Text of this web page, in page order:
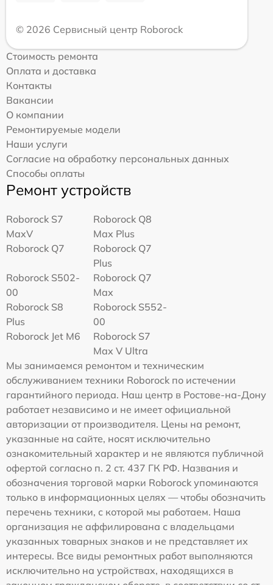
© 2026 Сервисный центр Roborock
Стоимость ремонта
Оплата и доставка
Контакты
Вакансии
О компании
Ремонтируемые модели
Наши услуги
Согласие на обработку персональных данных
Способы оплаты
Ремонт устройств
Roborock S7
MaxV
Roborock Q8
Max Plus
Roborock Q7
Roborock Q7
Plus
Roborock S502-
00
Roborock Q7
Max
Roborock S8
Plus
Roborock S552-
00
Roborock Jet M6
Roborock S7
Max V Ultra
Мы занимаемся ремонтом и техническим
обслуживанием техники Roborock по истечении
гарантийного периода. Наш центр в Ростове-на-Дону
работает независимо и не имеет официальной
авторизации от производителя. Цены на ремонт,
указанные на сайте, носят исключительно
ознакомительный характер и не являются публичной
офертой согласно п. 2 ст. 437 ГК РФ. Названия и
обозначения торговой марки Roborock упоминаются
только в информационных целях — чтобы обозначить
перечень техники, с которой мы работаем. Наша
организация не аффилирована с владельцами
указанных товарных знаков и не представляет их
интересы. Все виды ремонтных работ выполняются
исключительно на устройствах, находящихся в